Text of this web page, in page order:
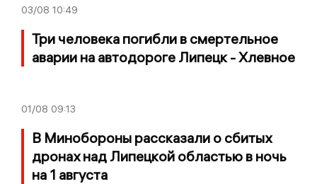
03/08 10:49
Три человека погибли в смертельное
аварии на автодороге Липецк - Хлевное
01/08 09:13
В Минобороны рассказали о сбитых
дронах над Липецкой областью в ночь
на 1 августа